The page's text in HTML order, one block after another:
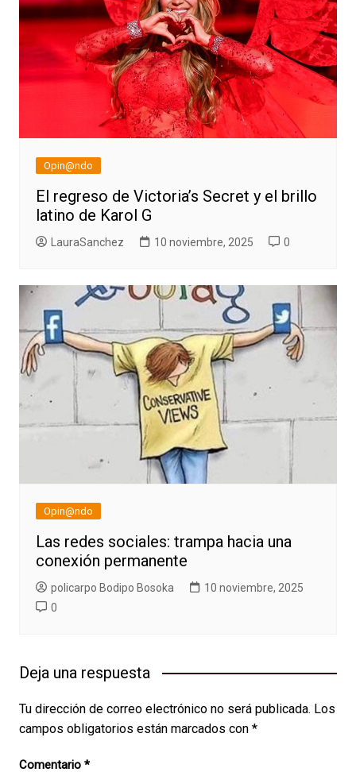
Opin@ndo
El regreso de Victoria’s Secret y el brillo
latino de Karol G
LauraSanchez 10 noviembre, 2025 0
Opin@ndo
Las redes sociales: trampa hacia una
conexión permanente
policarpo Bodipo Bosoka
10 noviembre, 2025
0
Deja una respuesta
Tu dirección de correo electrónico no será publicada. Los
campos obligatorios están marcados con *
Comentario *